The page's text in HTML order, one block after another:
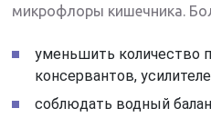
микрофлоры кишечника.
уменьшить количество
консервантов,
соблюдать водный